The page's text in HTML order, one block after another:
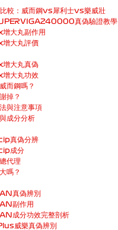
較：威而鋼vs犀利士vs樂威壯
真偽驗證教學
大丸副作用
大丸評價
大丸真偽
大丸功效
而鋼嗎？
掉？
與注意事項
成分分析
真偽分辨
成分
代理
嗎？
真偽辨別
副作用
成分功效完整剖析
威樂真偽辨別